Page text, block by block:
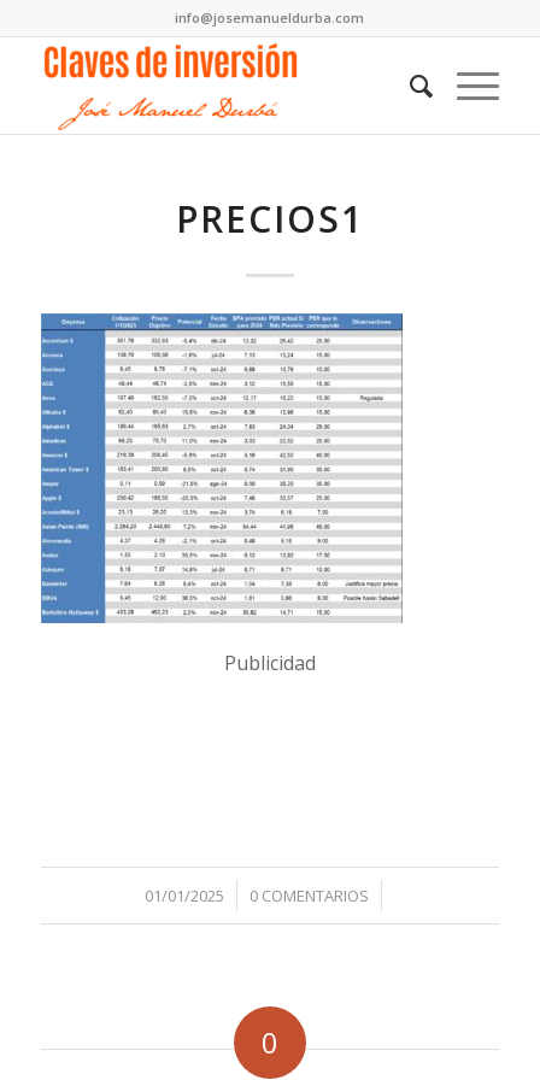
info@josemanueldurba.com
PRECIOS1
Publicidad
01/01/2025
/ 0 COMENTARIOS
/
0